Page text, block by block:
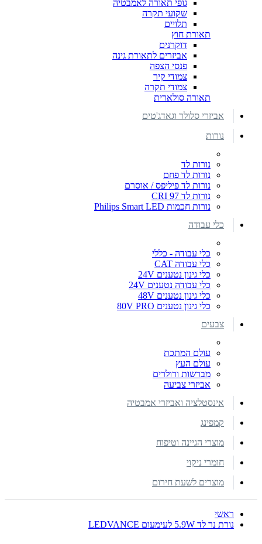
גופי תאורה לאמבטיה
שקועי תקרה
תלויים
תאורת חוץ
דוקרנים
אביזרים לתאורת גינה
פנסי הצפה
צמודי קיר
צמודי תקרה
תאורה סולארית
אביזרי סלולר וגאדג'טים
נורות
נורות לד
נורות לד פחם
נורות לד פיליפס / אוסרם
נורות לד CRI 97
נורות חכמות Philips Smart LED
כלי עבודה
כלי עבודה - כללי
כלי עבודה CAT
כלי גינון נטענים 24V
כלי עבודה נטענים 24V
כלי גינון נטענים 48V
כלי גינון נטענים 80V PRO
צבעים
עולם המתכת
עולם העץ
מברשות ורולרים
אביזרי צביעה
אינסטלציה ואביזרי אמבטיה
קמפינג
מוצרי הגיינה וטיפוח
חומרי ניקוי
מוצרים לשעת חירום
ראשי
נורת נר לד 5.9W לעימעום LEDVANCE